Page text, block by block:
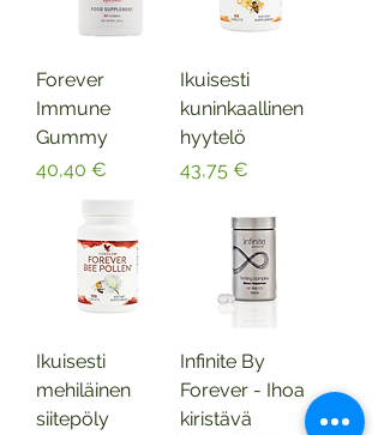
Forever
Immune
Gummy
Hinta
40,40 €
Ikuisesti
kuninkaallinen
hyytelö
Hinta
43,75 €
Ikuisesti
mehiläinen
siitepöly
Infinite By
Forever - Ihoa
kiristävä